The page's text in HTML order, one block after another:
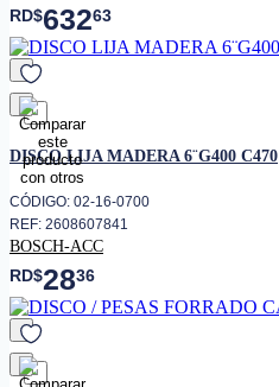
RD$63263
favorito
DISCO LIJA MADERA 6¨G400 C470
CÓDIGO: 02-16-0700
REF: 2608607841
BOSCH-ACC
RD$2836